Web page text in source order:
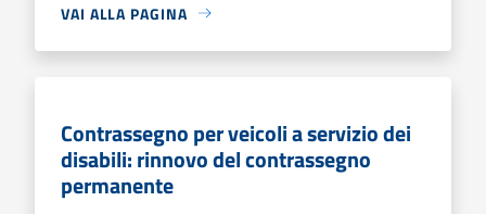
VAI ALLA PAGINA
Contrassegno per veicoli a servizio dei
disabili: rinnovo del contrassegno
permanente